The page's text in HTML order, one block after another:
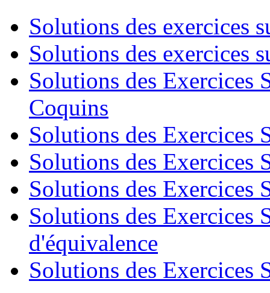
Solutions des exercices
Solutions des exercices
Solutions des Exercices
Coquins
Solutions des Exercices
Solutions des Exercices
Solutions des Exercices
Solutions des Exercices
d'équivalence
Solutions des Exercices